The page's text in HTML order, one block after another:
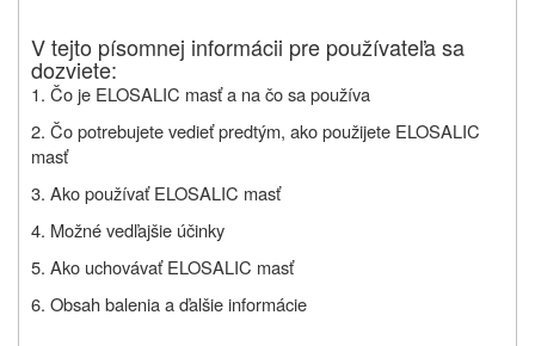
V tejto písomnej informácii pre používateľa sa
dozviete:
1. Čo je ELOSALIC masť a na čo sa používa
2. Čo potrebujete vedieť predtým, ako použijete ELOSALIC
masť
3. Ako používať ELOSALIC masť
4. Možné vedľajšie účinky
5. Ako uchovávať ELOSALIC masť
6. Obsah balenia a ďalšie informácie